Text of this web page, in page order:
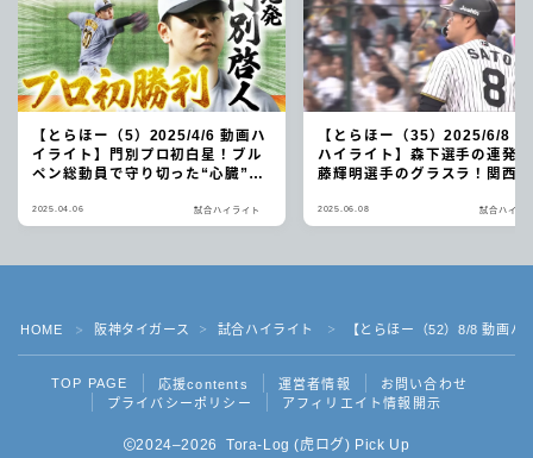
【とらほー（5）2025/4/6 動画ハ
イライト】門別プロ初白星！ブル
ペン総動員で守り切った“心臓”の
2025.04.06 試合ハイライト
【とらほー（35）2025/6/8 動
ハイライト】森下選手の連発
藤輝明選手のグラスラ！関西
2025.06.08 試合ハイラ
HOME ＞ 阪神タイガース ＞ 試合ハイライト ＞ 【とらほー（52）8/8 動画
TOP PAGE 応援contents 運営者情報
お問い合わせ
プライバシーポリシー
アフィリエイト情報開示
2024–2026 Tora-Log (虎ログ) Pick Up